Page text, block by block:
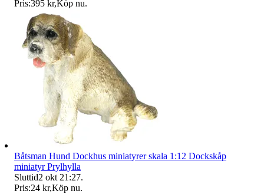
Pris:395 kr,Köp nu.
Båtsman Hund Dockhus miniatyrer skala 1:12 Dockskåp
miniatyr Prylhylla
Sluttid2 okt 21:27.
Pris:24 kr,Köp nu.